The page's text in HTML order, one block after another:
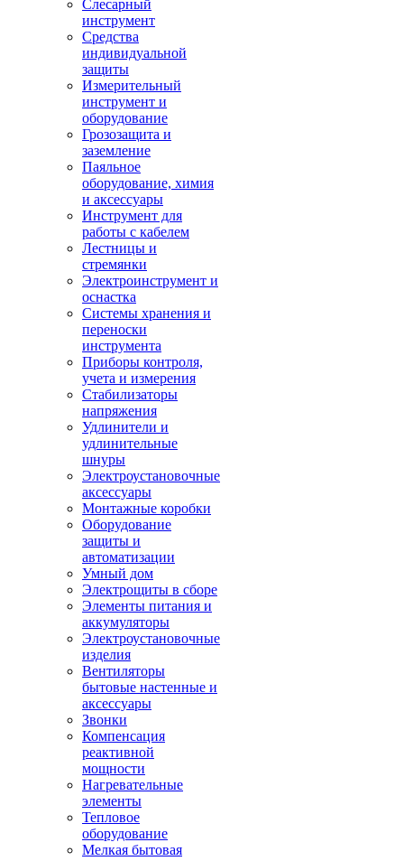
Слесарный
инструмент
Средства
индивидуальной
защиты
Измерительный
инструмент и
оборудование
Грозозащита и
заземление
Паяльное
оборудование, химия
и аксессуары
Инструмент для
работы с кабелем
Лестницы и
стремянки
Электроинструмент и
оснастка
Системы хранения и
переноски
инструмента
Приборы контроля,
учета и измерения
Стабилизаторы
напряжения
Удлинители и
удлинительные
шнуры
Электроустановочные
аксессуары
Монтажные коробки
Оборудование
защиты и
автоматизации
Умный дом
Электрощиты в сборе
Элементы питания и
аккумуляторы
Электроустановочные
изделия
Вентиляторы
бытовые настенные и
аксессуары
Звонки
Компенсация
реактивной
мощности
Нагревательные
элементы
Тепловое
оборудование
Мелкая бытовая